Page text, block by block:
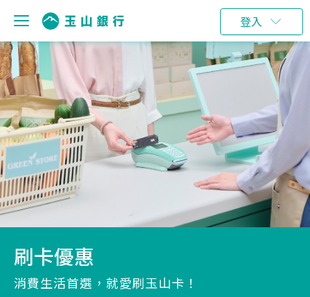
登入
刷卡優惠
消費生活首選，就愛刷玉山卡！